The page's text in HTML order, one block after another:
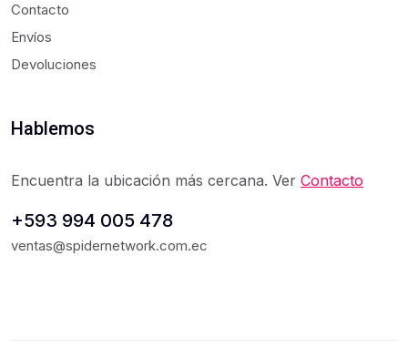
Contacto
Envíos
Devoluciones
Hablemos
Encuentra la ubicación más cercana. Ver Contacto
+593 994 005 478
ventas@spidernetwork.com.ec